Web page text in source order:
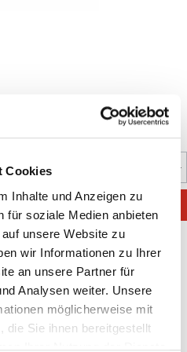
Cookies
Inhalte und Anzeigen zu
für soziale Medien anbieten
unsere Website zu
wir Informationen zu Ihrer
an unsere Partner für
Analysen weiter. Unsere
möglicherweise mit
die Sie ihnen bereitgestellt
Wert ein oder
Stück